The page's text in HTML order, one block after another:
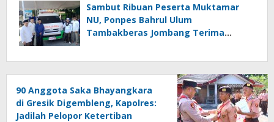
Sambut Ribuan Peserta Muktamar
NU, Ponpes Bahrul Ulum
Tambakberas Jombang Terima
90 Anggota Saka Bhayangkara
di Gresik Digembleng, Kapolres:
Jadilah Pelopor Ketertiban